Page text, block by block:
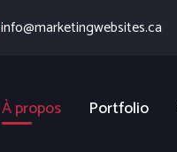
info@marketingwebsites.ca
À propos Portfolio